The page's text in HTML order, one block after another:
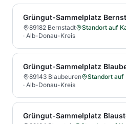
Grüngut-Sammelplatz
89182 Bernstadt
Standort auf
· Alb-Donau-Kreis
Grüngut-Sammelplatz
89143 Blaubeuren
Standort auf
· Alb-Donau-Kreis
Grüngut-Sammelplatz